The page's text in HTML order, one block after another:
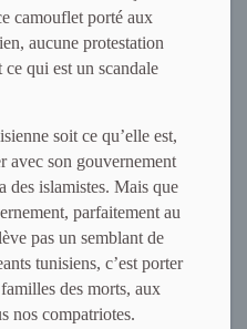
camouflet porté aux
aucune protestation
qui est un scandale
soit ce qu’elle est,
avec son gouvernement
des islamistes. Mais que
parfaitement au
pas un semblant de
tunisiens, c’est porter
des morts, aux
nos compatriotes.